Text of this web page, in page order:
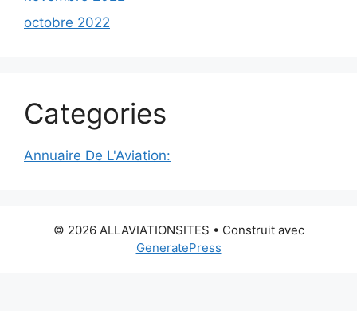
octobre 2022
Categories
Annuaire De L'Aviation:
© 2026 ALLAVIATIONSITES • Construit avec
GeneratePress